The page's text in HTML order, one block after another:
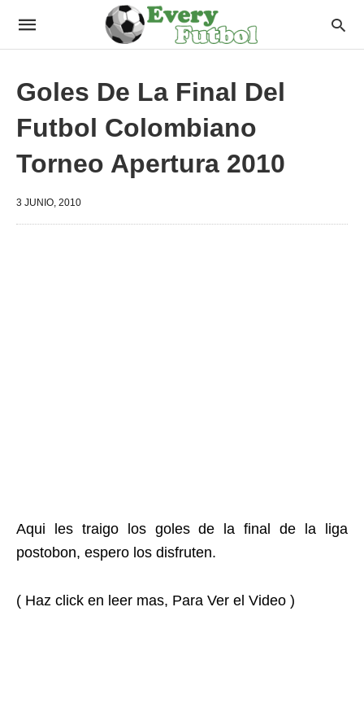
Goles De La Final Del
Futbol Colombiano
Torneo Apertura 2010
3 JUNIO, 2010
Aqui les traigo los goles de la final de la liga
postobon, espero los disfruten.
( Haz click en leer mas, Para Ver el Video )